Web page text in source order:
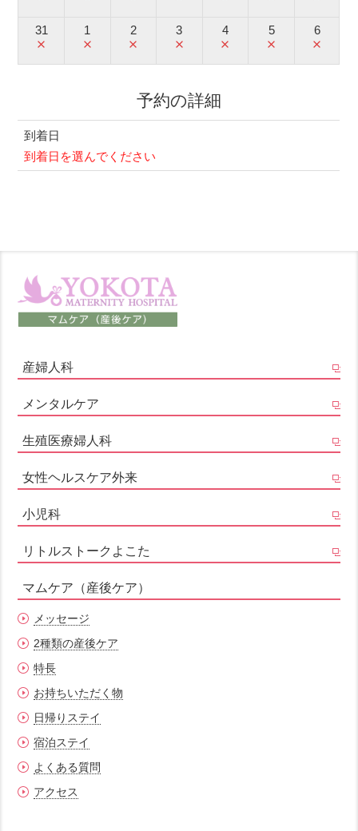
31
close
1
close
2
close
3
close
4
close
5
close
6
close
予約の詳細
到着日
到着日を選んでください
産婦人科
メンタルケア
生殖医療婦人科
女性ヘルスケア外来
小児科
リトルストークよこた
マムケア（産後ケア）
メッセージ
2種類の産後ケア
特長
お持ちいただく物
日帰りステイ
宿泊ステイ
よくある質問
アクセス